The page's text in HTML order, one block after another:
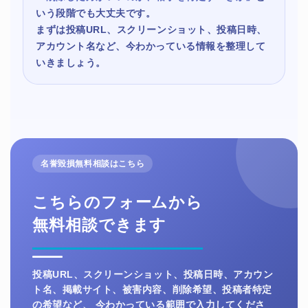
いう段階でも大丈夫です。
まずは投稿URL、スクリーンショット、投稿日時、
アカウント名など、今わかっている情報を整理して
いきましょう。
名誉毀損無料相談はこちら
こちらのフォームから
無料相談できます
投稿URL、スクリーンショット、投稿日時、アカウン
ト名、掲載サイト、被害内容、削除希望、投稿者特定
の希望など、 今わかっている範囲で入力してくださ